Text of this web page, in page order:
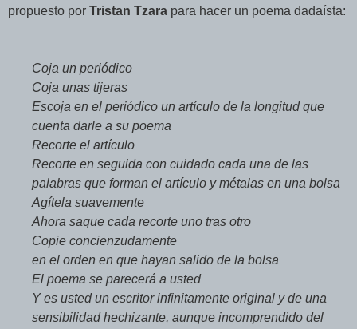
propuesto por Tristan Tzara para hacer un poema dadaísta:
Coja un periódico
Coja unas tijeras
Escoja en el periódico un artículo de la longitud que
cuenta darle a su poema
Recorte el artículo
Recorte en seguida con cuidado cada una de las
palabras que forman el artículo y métalas en una bolsa
Agítela suavemente
Ahora saque cada recorte uno tras otro
Copie concienzudamente
en el orden en que hayan salido de la bolsa
El poema se parecerá a usted
Y es usted un escritor infinitamente original y de una
sensibilidad hechizante, aunque incomprendido del